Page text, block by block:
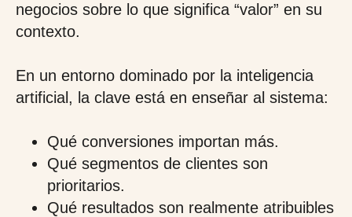
negocios sobre lo que significa “valor” en su
contexto.
En un entorno dominado por la inteligencia
artificial, la clave está en enseñar al sistema:
Qué conversiones importan más.
Qué segmentos de clientes son
prioritarios.
Qué resultados son realmente atribuibles